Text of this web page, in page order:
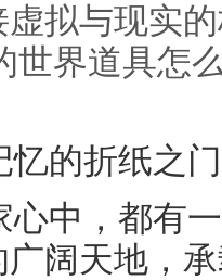
拟与现实
世界道具怎
忆的折纸之门
心中，都有
阔天地，